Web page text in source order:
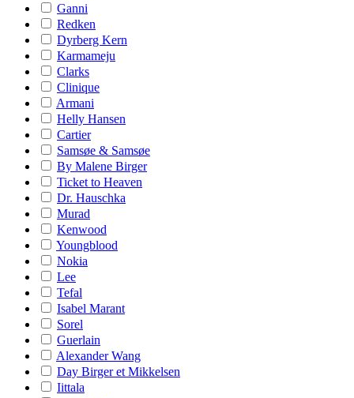
Ganni
Redken
Dyrberg Kern
Karmameju
Clarks
Clinique
Armani
Helly Hansen
Cartier
Samsøe & Samsøe
By Malene Birger
Ticket to Heaven
Dr. Hauschka
Murad
Kenwood
Youngblood
Nokia
Lee
Tefal
Isabel Marant
Sorel
Guerlain
Alexander Wang
Day Birger et Mikkelsen
Iittala